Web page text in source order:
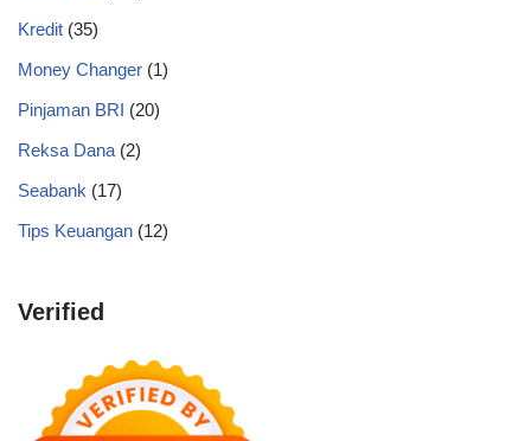
Kredit (35)
Money Changer (1)
Pinjaman BRI (20)
Reksa Dana (2)
Seabank (17)
Tips Keuangan (12)
Verified